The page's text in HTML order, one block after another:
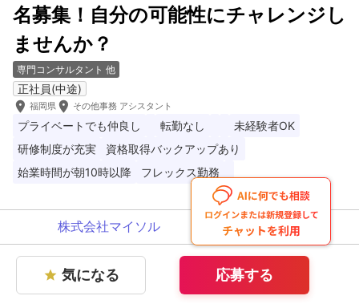
star 気になる 応募する
名募集！自分の可能性にチャレンジし
ませんか？
専門コンサルタント 他
正社員(中途)
room 福岡県 room その他事務 アシスタント
プライベートでも仲良し 転勤なし
未経験者OK
研修制度が充実
資格取得バックアップあり
始業時間が朝10時以降
フレックス勤務
株式会社マイソル
気になる 応募する